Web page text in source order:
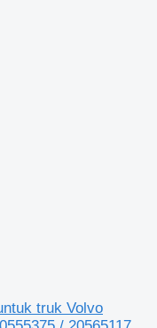
truk Volvo